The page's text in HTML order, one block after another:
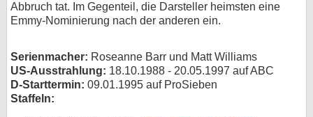
Abbruch tat. Im Gegenteil, die Darsteller heimsten eine
Emmy-Nominierung nach der anderen ein.
Serienmacher: Roseanne Barr und Matt Williams
US-Ausstrahlung: 18.10.1988 - 20.05.1997 auf ABC
D-Starttermin: 09.01.1995 auf ProSieben
Staffeln:
bei Facebook
Kontakt